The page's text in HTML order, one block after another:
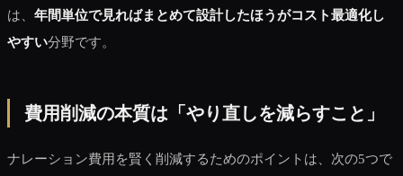
は、 年間単位で見ればまとめて設計したほうがコスト最適化し
やすい分野です。
費用削減の本質は「やり直しを減らすこと」
ナレーション費用を賢く削減するためのポイントは、次の5つで